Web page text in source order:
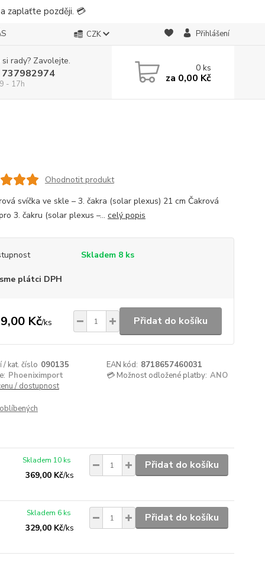
zaplaťte později. 💳
CZK Přihlášení
rady? Zavolejte.
737982974
- 17h
0ks
za 0,00 Kč
Ohodnotit produkt
svíčka ve skle – 3. čakra (solar plexus) 21 cm Čakrová
3. čakru (solar plexus –... celý popis
Skladem 8 ks
plátci DPH
Kč/ks Přidat do košíku
/ kat. číslo 090135 EAN kód: 8718657460031
Phoeniximport 💳 Možnost odložené platby: ANO
/ dostupnost
369,00 Kč/ks
Skladem 10 ks Přidat do košíku
329,00 Kč/ks
Skladem 6 ks Přidat do košíku